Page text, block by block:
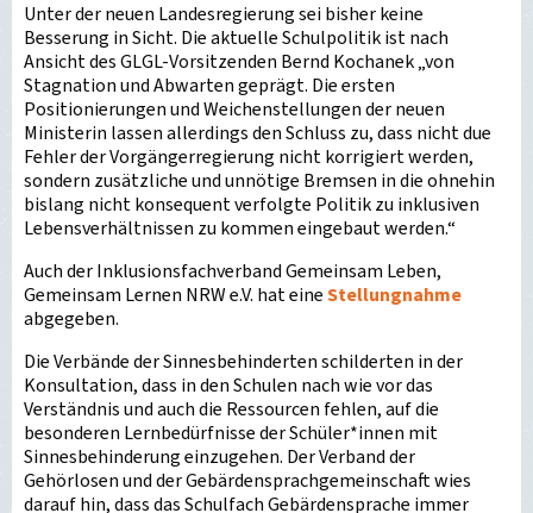
Unter der neuen Landesregierung sei bisher keine
Besserung in Sicht. Die aktuelle Schulpolitik ist nach
Ansicht des GLGL-Vorsitzenden Bernd Kochanek „von
Stagnation und Abwarten geprägt. Die ersten
Positionierungen und Weichenstellungen der neuen
Ministerin lassen allerdings den Schluss zu, dass nicht due
Fehler der Vorgängerregierung nicht korrigiert werden,
sondern zusätzliche und unnötige Bremsen in die ohnehin
bislang nicht konsequent verfolgte Politik zu inklusiven
Lebensverhältnissen zu kommen eingebaut werden.“
Auch der Inklusionsfachverband Gemeinsam Leben,
Gemeinsam Lernen NRW e.V. hat eineStellungnahme
abgegeben.
Die Verbände der Sinnesbehinderten schilderten in der
Konsultation, dass in den Schulen nach wie vor das
Verständnis und auch die Ressourcen fehlen, auf die
besonderen Lernbedürfnisse der Schüler*innen mit
Sinnesbehinderung einzugehen. Der Verband der
Gehörlosen und der Gebärdensprachgemeinschaft wies
darauf hin, dass das Schulfach Gebärdensprache immer